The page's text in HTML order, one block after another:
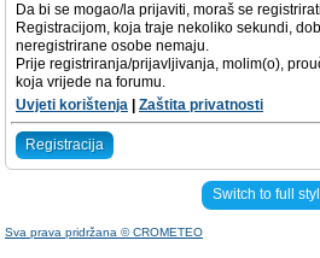
Da bi se mogao/la prijaviti, moraš se
Registracijom, koja traje nekoliko sekundi,
neregistrirane osobe nemaju.
Prije registriranja/prijavljivanja, molim(o),
koja vrijede na forumu.
Uvjeti korištenja
Zaštita privatnosti
Registracija
Switch to full
Sva prava pridržana © CROMETEO